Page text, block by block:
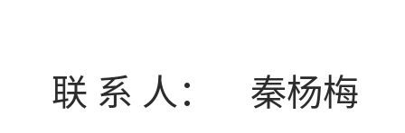
联 系 人： 秦杨